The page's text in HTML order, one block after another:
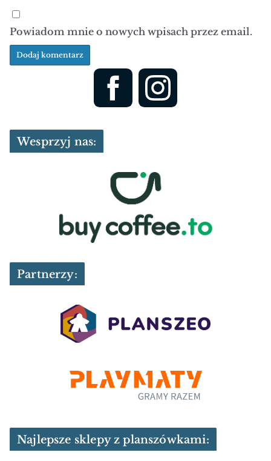
Powiadom mnie o nowych wpisach przez email.
Wesprzyj nas:
Partnerzy:
Najlepsze sklepy z planszówkami: